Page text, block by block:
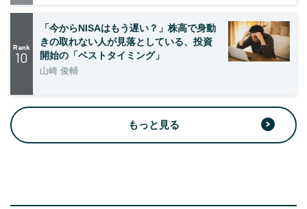
Rank
10
「今からNISAはもう遅い？」株高で身動
きの取れない人が見落としている、投資
開始の「ベストタイミング」
山崎 俊輔
もっと見る